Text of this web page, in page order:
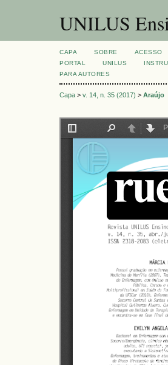
UNILUS
CAPA SOBRE ACESSO
PORTAL
UNILUS
PARA AUTORES
Capa > v. 14, n. 35 (2017) > Araújo